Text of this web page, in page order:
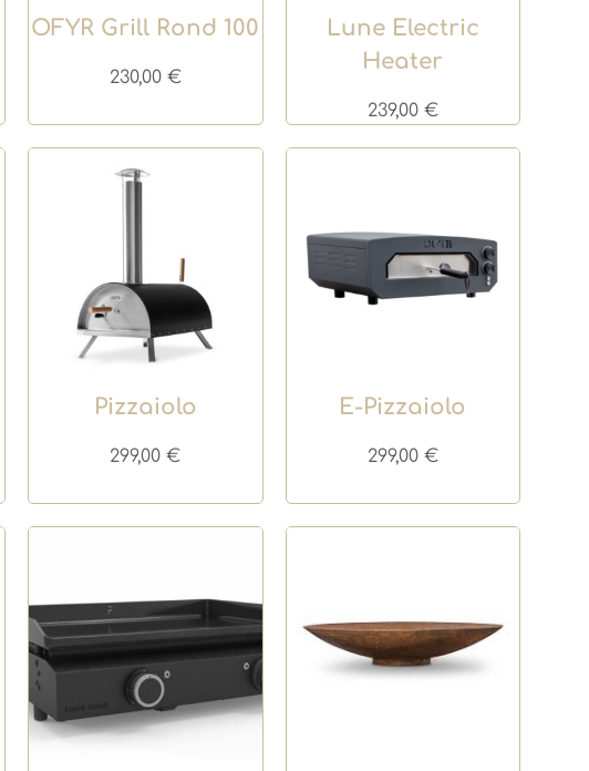
OFYR Grill Rond 100
230,00 €
Lune Electric
Heater
239,00 €
Pizzaiolo
299,00€
E-Pizzaiolo
299,00 €